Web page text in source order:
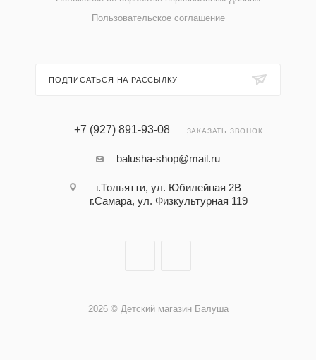
Пользовательское соглашение
ПОДПИСАТЬСЯ НА РАССЫЛКУ
+7 (927) 891-93-08 ЗАКАЗАТЬ ЗВОНОК
balusha-shop@mail.ru
г.Тольятти, ул. Юбилейная 2В
г.Самара, ул. Физкультурная 119
2026 © Детский магазин Балуша